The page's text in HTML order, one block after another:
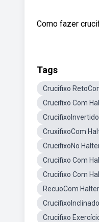
Como fazer
Tags
Crucifixo
Crucifixo Com
CruxifixoCom
CrucifixoNo
Crucifixo Com
Crucifixo Com
RecuoCom
Crucifixo